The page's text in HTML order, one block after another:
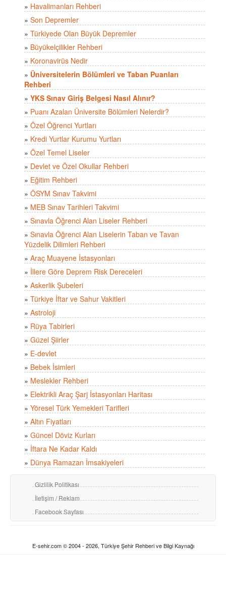
» Havalimanları Rehberi
» Son Depremler
» Türkiyede Olan Büyük Depremler
» Büyükelçilikler Rehberi
» Koronavirüs Nedir
» Üniversitelerin Bölümleri ve Taban Puanları
Rehberi
» YKS Sınav Giriş Belgesi Nasıl Alınır?
» Puanı Azalan Üniversite Bölümleri Nelerdir?
» Özel Öğrenci Yurtları
» Kredi Yurtlar Kurumu Yurtları
» Özel Temel Liseler
» Devlet ve Özel Okullar Rehberi
» Eğitim Rehberi
» ÖSYM Sınav Takvimi
» MEB Sınav Tarihleri Takvimi
» Sınavla Öğrenci Alan Liseler Rehberi
» Sınavla Öğrenci Alan Liselerin Taban ve Tavan
Yüzdelik Dilimleri Rehberi
» Araç Muayene İstasyonları
» İllere Göre Deprem Risk Dereceleri
» Askerlik Şubeleri
» Türkiye İftar ve Sahur Vakitleri
» Astroloji
» Rüya Tabirleri
» Güzel Şiirler
» E-devlet
» Bebek İsimleri
» Meslekler Rehberi
» Elektrikli Araç Şarj İstasyonları Haritası
» Yöresel Türk Yemekleri Tarifleri
» Altın Fiyatları
» Güncel Döviz Kurları
» İftara Ne Kadar Kaldı
» Dünya Ramazan İmsakiyeleri
Gizlilik Politikası
İletişim / Reklam
Facebook Sayfası
E-sehir.com © 2004 - 2026, Türkiye Şehir Rehberi ve Bilgi Kaynağı